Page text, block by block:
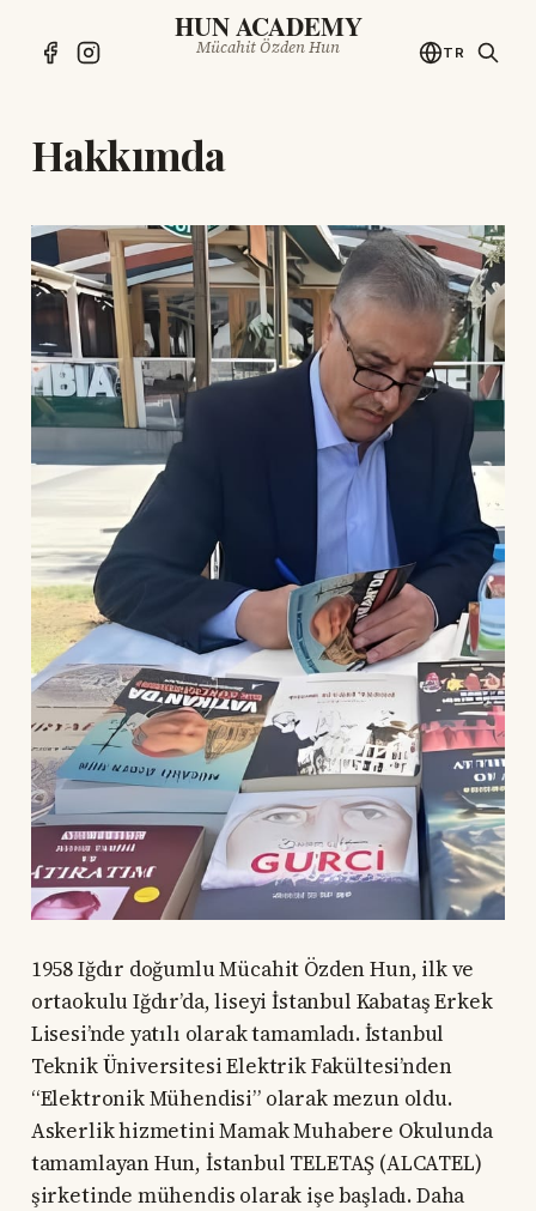
HUN ACADEMY
Mücahit Özden Hun TR
Hakkımda
1958 Iğdır doğumlu Mücahit Özden Hun, ilk ve
ortaokulu Iğdır’da, liseyi İstanbul Kabataş Erkek
Lisesi’nde yatılı olarak tamamladı. İstanbul
Teknik Üniversitesi Elektrik Fakültesi’nden
“Elektronik Mühendisi” olarak mezun oldu.
Askerlik hizmetini Mamak Muhabere Okulunda
tamamlayan Hun, İstanbul TELETAŞ (ALCATEL)
şirketinde mühendis olarak işe başladı. Daha